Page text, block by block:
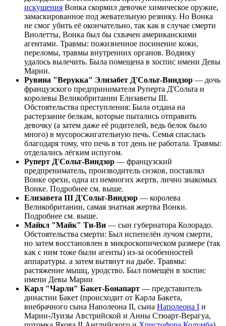
искушения Вонка скормил девочке химическое оружие,
замаскированное под жевательную резинку. Но Вонка
не смог убить её окончательно, так как в случае смерти
Виолетты, Вонка был бы схвачен американскими
агентами. Травмы: пожизненное посинение кожи,
переломы, травмы внутренних органов. Водянку
удалось вылечить. Была помещена в хоспис имени Девы
Марии.
Рувина "Верукка" Элизабет Д'Сольт-Виндзор — дочь
французского предпринимателя Руперта Д'Сольта и
королевы Великобритании Елизаветы III.
Обстоятельства преступления: Была отдана на
растерзание белкам, которые пытались отправить
девочку (а затем даже её родителей, ведь белок было
много) в мусоросжигательную печь. Семья спаслась
благодаря тому, что печь в тот день не работала. Травмы:
отделались лёгким испугом.
Руперт Д'Сольт-Виндзор — французский
предпрениматель, производитель снэков, поставлял
Вонке орехи, одна из немногих жертв, лично знакомых
Вонке. Подробнее см. выше.
Елизавета III Д'Сольт-Виндзор — королева
Великобритании, самая знатная жертва Вонки.
Подробнее см. выше.
Майкл "Майк" Ти-Ви — сын губернатора Колорадо.
Обстоятельства смерти: Был испепелён лучом смерти,
но затем восстановлен в микроскопическом размере (так
как с ним тоже были агенты) из-за особенностей
аппаратуры. а затем вытянут на дыбе. Травмы:
растяжение мышц, уродство. Был помещён в хоспис
имени Девы Марии
Карл "Чарли" Бакет-Бонапарт — представитель
династии Бакет (происходит от Карла Бакета,
внебрачного сына Наполеона II, сына Наполеона I и
Марии-Луизы Австрийской и Анны Стюарт-Верагуа,